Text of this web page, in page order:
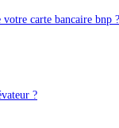
carte bancaire bnp ?
?